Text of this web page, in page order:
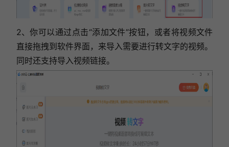
2、你可以通过点击“添加文件”按钮，或者将视频文件
直接拖拽到软件界面，来导入需要进行转文字的视频。
同时还支持导入视频链接。